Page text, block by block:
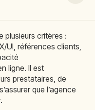
plusieurs critères :
UI, références clients,
ligne. Il est
prestataires, de
que l’agence